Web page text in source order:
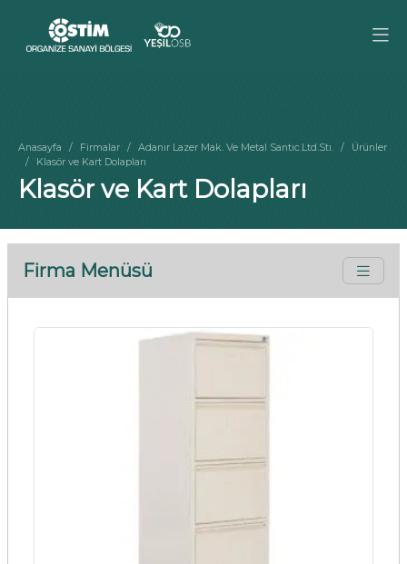
Anasayfa Firmalar Adanır Lazer Mak. Ve Metal Santıc.Ltd.Stı.
Ürünler
Klasör ve Kart Dolapları
Klasör ve Kart Dolapları
Firma Menüsü